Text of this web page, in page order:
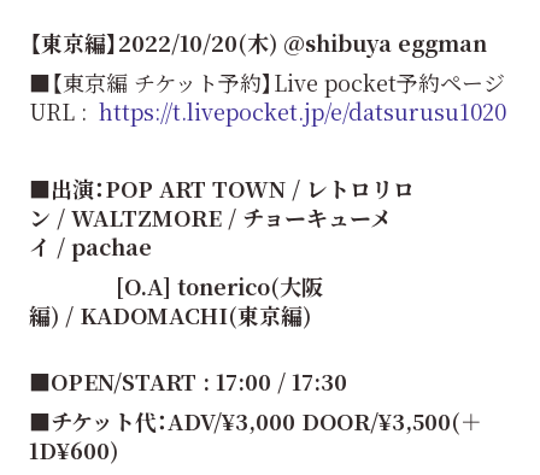
【東京編】2022/10/20(木) @shibuya eggman
■【東京編 チケット予約】Live pocket予約ページ
URL : https://t.livepocket.jp/e/datsurusu1020
■出演：POP ART TOWN / レトロリロ
ン / WALTZMORE / チョーキューメ
イ / pachae
[O.A] tonerico(大阪
編) / KADOMACHI(東京編)
■OPEN/START : 17:00 / 17:30
■チケット代：ADV/¥3,000 DOOR/¥3,500(＋
1D¥600)